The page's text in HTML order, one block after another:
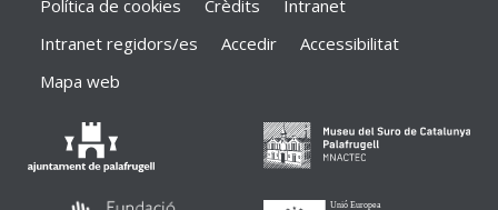
Política de cookies
Crèdits
Intranet
Intranet regidors/es
Accedir
Accessibilitat
Mapa web